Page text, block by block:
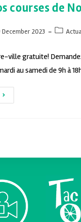
courses de
December 2023
ville gratuite!
au samedi de 9h à